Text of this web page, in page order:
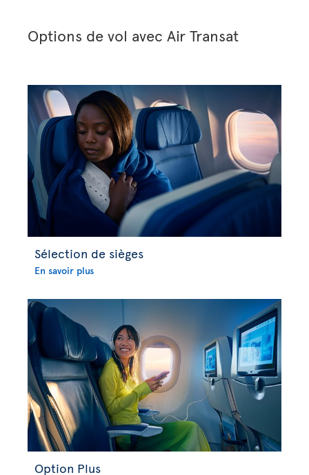
Options de vol avec Air Transat
Sélection de sièges
En savoir plus
Option Plus